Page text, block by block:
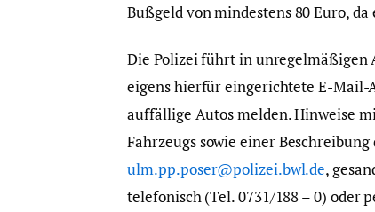
Bußgeld von mindestens 80 Euro,
Die Polizei führt in unregelmäßigen
eigens hierfür eingerichtete E-Mail-
auffällige Autos melden. Hinweise
Fahrzeugs sowie einer
ulm.pp.poser@polizei.bwl.de,
telefonisch (Tel. 0731/188 – 0) oder